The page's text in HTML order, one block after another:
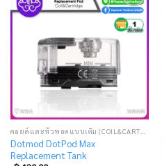
Add
to
wishlist
Dotmod DotPod Max
Replacement Tank